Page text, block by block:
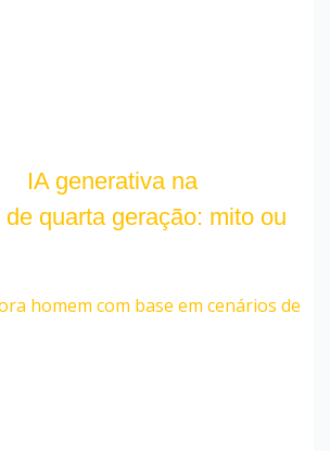
IA generativa na
quarta geração: mito ou